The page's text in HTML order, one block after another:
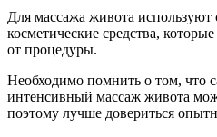
Для массажа живота
косметические средства,
от процедуры.
Необходимо помнить о том, что
интенсивный массаж живота
поэтому лучше довериться